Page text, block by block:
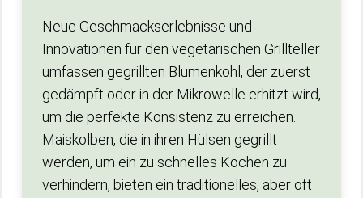
Neue Geschmackserlebnisse und
Innovationen für den vegetarischen Grillteller
umfassen gegrillten Blumenkohl, der zuerst
gedämpft oder in der Mikrowelle erhitzt wird,
um die perfekte Konsistenz zu erreichen.
Maiskolben, die in ihren Hülsen gegrillt
werden, um ein zu schnelles Kochen zu
verhindern, bieten ein traditionelles, aber oft